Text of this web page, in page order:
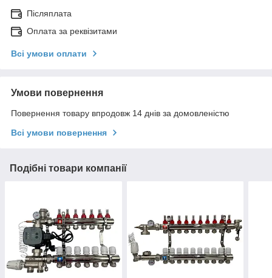
Післяплата
Оплата за реквізитами
Всі умови оплати
Умови повернення
Повернення товару впродовж 14 днів за домовленістю
Всі умови повернення
Подібні товари компанії